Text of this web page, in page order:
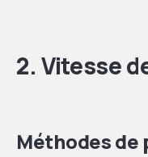
2. Vitesse
Méthodes de